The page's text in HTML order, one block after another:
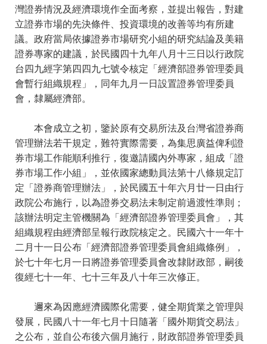
灣證券情況及經濟環境作全面考察，並提出報告，對建
立證券市場的先決條件、投資環境的改善等均有所建
議。政府當局依據證券市場研究小組的研究結論及美籍
證券專家的建議，於民國四十九年八月十三日以行政院
台四九經字第四四九七號令核定「經濟部證券管理委員
會暫行組織規程」，同年九月一日設置證券管理委員
會，隸屬經濟部。
本會成立之初，鑒於原有交易所法及台灣省證券商
管理辦法若干規定，難符實際需要，為集思廣益俾利證
券市場工作能順利推行，復邀請國內外專家，組成「證
券市場工作小組」，並依國家總動員法第十八條規定訂
定「證券商管理辦法」，於民國五十年六月廿一日由行
政院公布施行，以為證券交易法未制定前過渡性準則；
該辦法明定主管機關為「經濟部證券管理委員會」，其
組織規程由經濟部呈報行政院核定之。民國六十一年十
二月十一日公布「經濟部證券管理委員會組織條例」，
於七十年七月一日將證券管理委員會改隸財政部，嗣後
復經七十一年、七十三年及八十年三次修正。
邇來為因應經濟國際化需要，健全期貨業之管理與
發展，民國八十一年七月十日隨著「國外期貨交易法」
之公布，並自公布後六個月施行，財政部證券管理委員